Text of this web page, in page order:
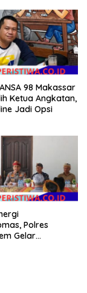
98 Makassar
Ketua Angkatan,
Jadi Opsi
Polres
Gelar